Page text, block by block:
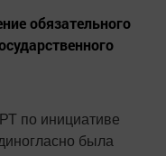
обязательного
по инициативе
была